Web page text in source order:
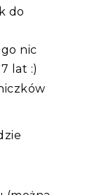
do
nic
lat :)